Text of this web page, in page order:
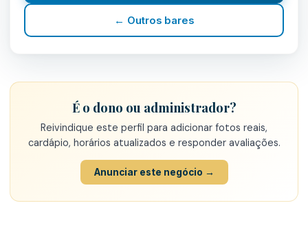
← Outros bares
É o dono ou administrador?
Reivindique este perfil para adicionar fotos reais,
cardápio, horários atualizados e responder avaliações.
Anunciar este negócio →